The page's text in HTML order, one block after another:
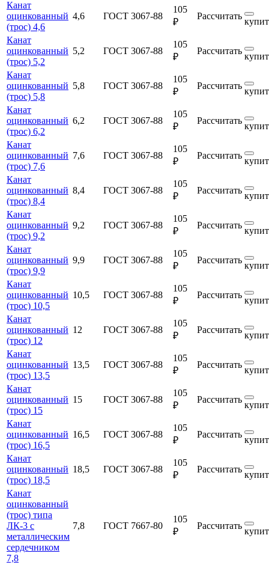
Канат
оцинкованный
(трос) 4,6
4,6 ГОСТ 3067-88
105
₽
Рассчитать
Канат
оцинкованный
(трос) 5,2
5,2 ГОСТ 3067-88
105
₽
Рассчитать
Канат
оцинкованный
(трос) 5,8
5,8 ГОСТ 3067-88
105
₽
Рассчитать
Канат
оцинкованный
(трос) 6,2
6,2 ГОСТ 3067-88
105
₽
Рассчитать
Канат
оцинкованный
(трос) 7,6
7,6 ГОСТ 3067-88
105
₽
Рассчитать
Канат
оцинкованный
(трос) 8,4
8,4 ГОСТ 3067-88
105
₽
Рассчитать
Канат
оцинкованный
(трос) 9,2
9,2 ГОСТ 3067-88
105
₽
Рассчитать
Канат
оцинкованный
(трос) 9,9
9,9 ГОСТ 3067-88
105
₽
Рассчитать
Канат
оцинкованный
(трос) 10,5
10,5 ГОСТ 3067-88
105
₽
Рассчитать
Канат
оцинкованный
(трос) 12
12 ГОСТ 3067-88
105
₽
Рассчитать
Канат
оцинкованный
(трос) 13,5
13,5 ГОСТ 3067-88
105
₽
Рассчитать
Канат
оцинкованный
(трос) 15
15 ГОСТ 3067-88
105
₽
Рассчитать
Канат
оцинкованный
(трос) 16,5
16,5 ГОСТ 3067-88
105
₽
Рассчитать
Канат
оцинкованный
(трос) 18,5
18,5 ГОСТ 3067-88
105
₽
Рассчитать
Канат
оцинкованный
(трос) типа
ЛК-3 с
металлическим
сердечником
7,8
7,8 ГОСТ 7667-80
105
₽
Рассчитать